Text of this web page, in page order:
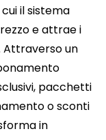
il sistema
e attrae i
un
pacchetti
o sconti
in